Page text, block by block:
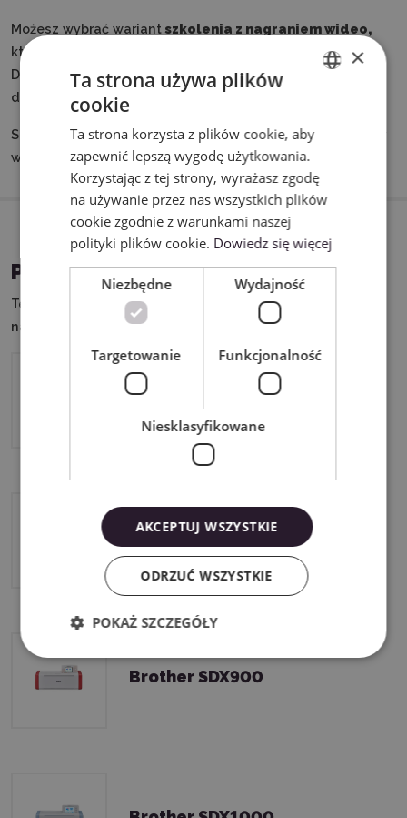
Możesz wybrać wariantszkolenia z nagraniem wideo,
które otrzymasz do pobrania po zakończeniu spotkania.
Dzięki temu z łatwością wrócisz do omawianych treści w
dogodnym dla Ciebie momencie.
Szkolenia stacjonarne w siedzibie klienta są możliwe przy
wcześniejszej konsultacji.
PASUJĄCE URZĄDZENIA
Ten produkt możesz wykorzystać w połączeniu z
następującymi urządzeniami:
Brother SDX1250
Brother SDX2250D
Brother SDX900
POLISH
×
Ta strona używa plików
cookie
Ta strona korzysta z plików cookie, aby
zapewnić lepszą wygodę użytkowania.
Korzystając z tej strony, wyrażasz zgodę
na używanie przez nas wszystkich plików
cookie zgodnie z warunkami naszej
polityki plików cookie. Dowiedz się więcej
Niezbędne Wydajność
Targetowanie Funkcjonalność
Niesklasyfikowane
AKCEPTUJ WSZYSTKIE
ODRZUĆ WSZYSTKIE
POKAŻ SZCZEGÓŁY